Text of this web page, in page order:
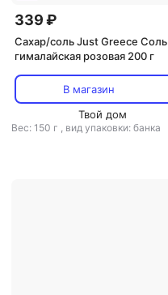
339 ₽
Сахар/соль Just Greece Соль
гималайская розовая 200 г
В магазин
Твой дом
Вес: 150 г , вид упаковки: банка